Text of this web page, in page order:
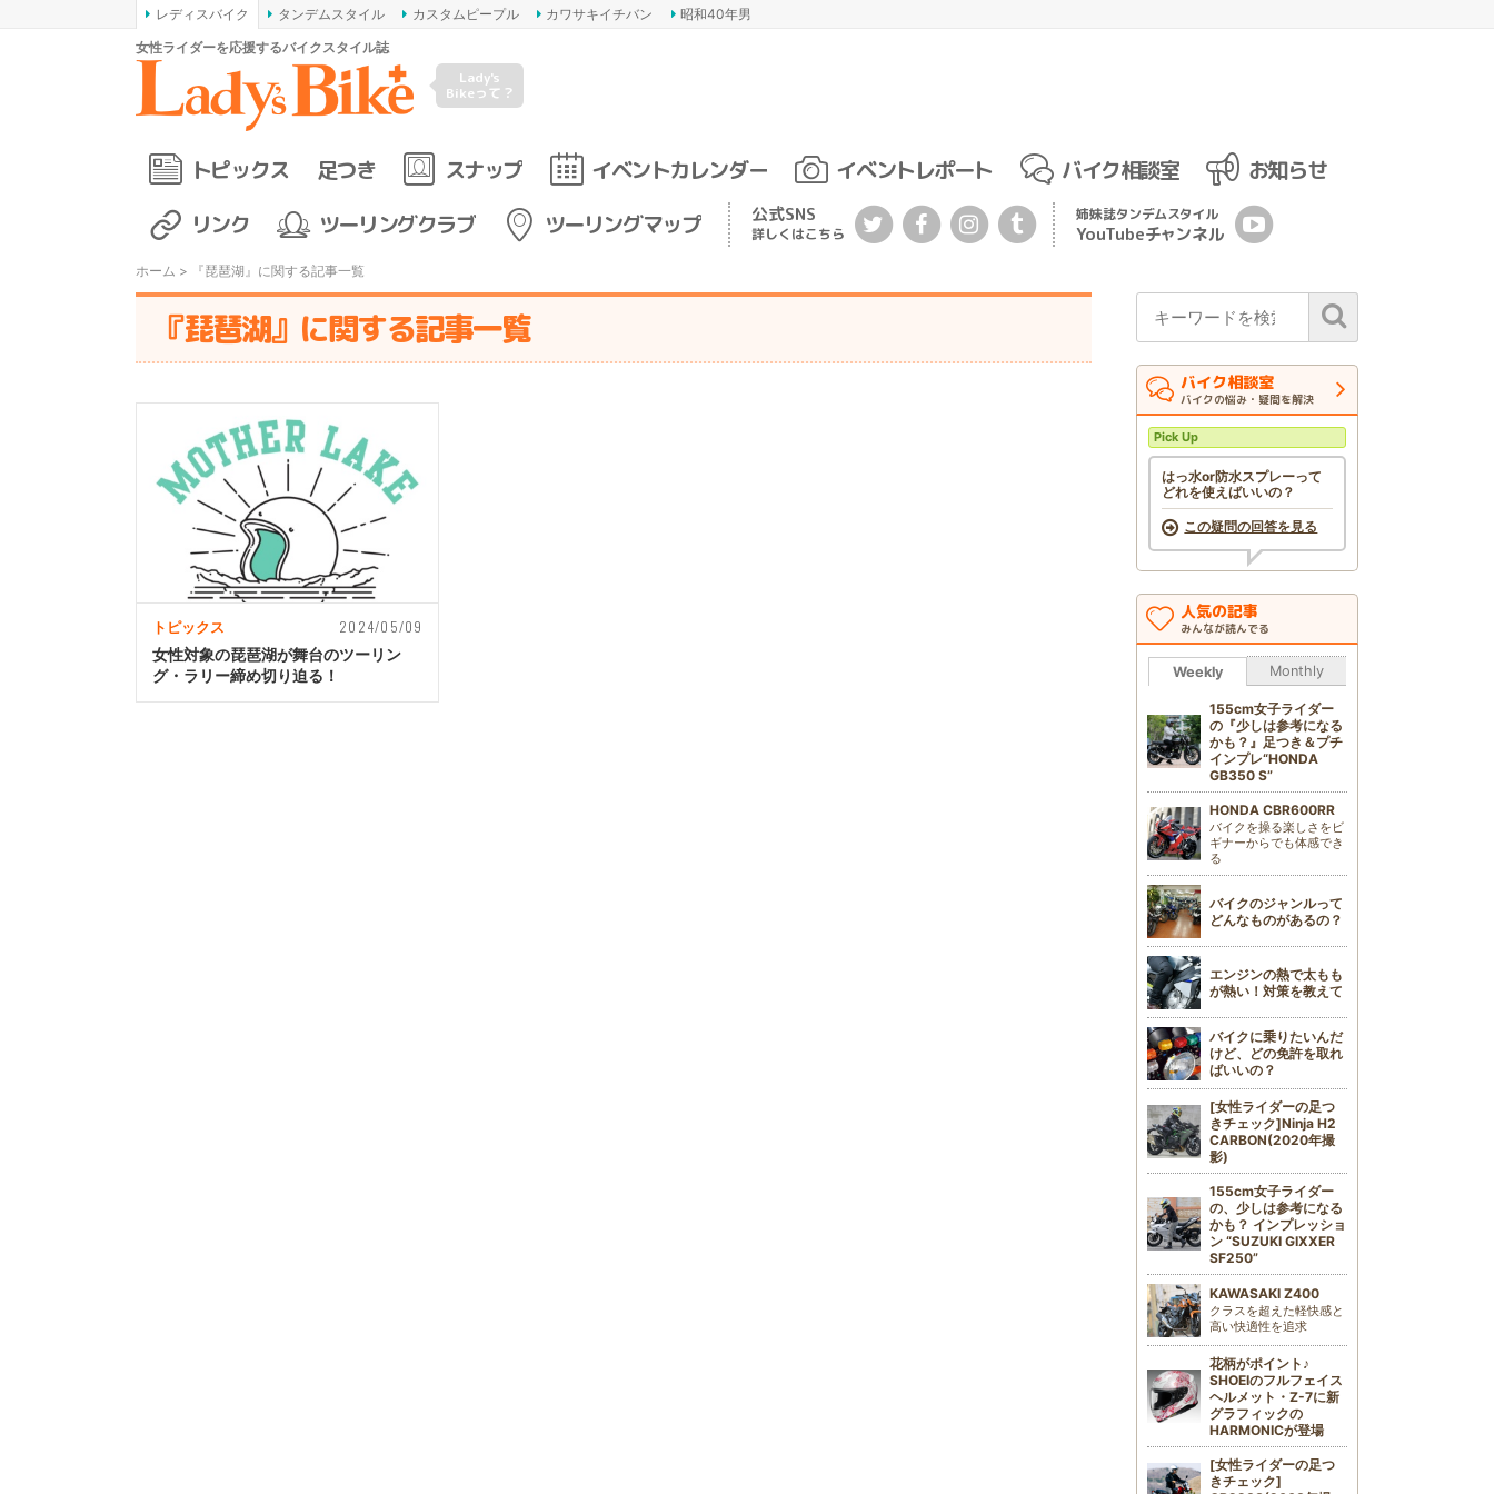
レディスバイク タンデムスタイル カスタムピープル カワサキイチバン
昭和40年男
女性ライダーを応援するバイクスタイル誌
Lady's
Bikeって？
トピックス 足つき スナップ イベントカレンダー イベントレポート バイク相談室
お知らせ
リンク
ツーリングクラブ ツーリングマップ 公式SNS
詳しくはこちら
姉妹誌タンデムスタイル
YouTubeチャンネル
ホーム > 『琵琶湖』に関する記事一覧
『琵琶湖』に関する記事一覧
トピックス 2024/05/09
女性対象の琵琶湖が舞台のツーリン
グ・ラリー締め切り迫る！
バイク相談室
バイクの悩み・疑問を解決
Pick Up
はっ水or防水スプレーって
どれを使えばいいの？
この疑問の回答を見る
人気の記事
みんなが読んでる
Weekly Monthly
155cm女子ライダー
の『少しは参考になる
かも？』足つき＆プチ
インプレ“HONDA
GB350 S”
HONDA CBR600RR
バイクを操る楽しさをビ
ギナーからでも体感でき
る
バイクのジャンルって
どんなものがあるの？
エンジンの熱で太もも
が熱い！対策を教えて
バイクに乗りたいんだ
けど、どの免許を取れ
ばいいの？
[女性ライダーの足つ
きチェック]Ninja H2
CARBON(2020年撮
影)
155cm女子ライダー
の、少しは参考になる
かも？ インプレッショ
ン “SUZUKI GIXXER
SF250”
KAWASAKI Z400
クラスを超えた軽快感と
高い快適性を追求
花柄がポイント♪
SHOEIのフルフェイス
ヘルメット・Z-7に新
グラフィックの
HARMONICが登場
[女性ライダーの足つ
きチェック]